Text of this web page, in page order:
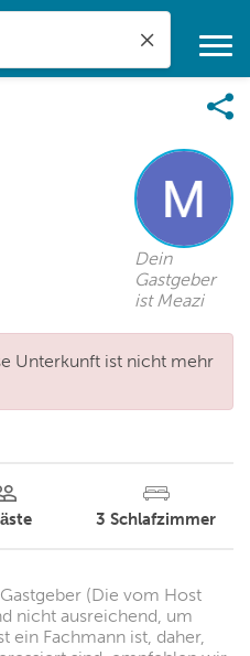
Dein
Gastgeber
ist Meazi
Unterkunft ist nicht mehr
3 Schlafzimmer
(Die vom Host
nicht ausreichend, um
ein Fachmann ist, daher,